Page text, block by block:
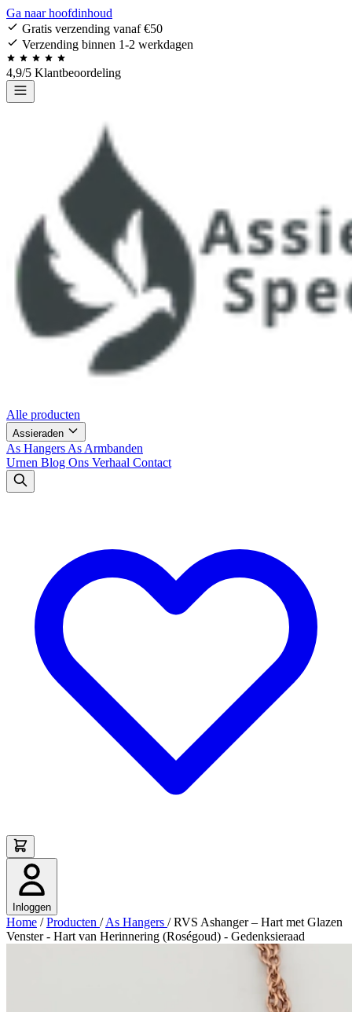
Ga naar hoofdinhoud
Gratis verzending vanaf €50
Verzending binnen 1-2 werkdagen
4,9/5 Klantbeoordeling
Alle producten
Assieraden
As Hangers As Armbanden
Urnen Blog Ons Verhaal Contact
Inloggen
Home / Producten / As Hangers / RVS Ashanger – Hart met Glazen
Venster - Hart van Herinnering (Roségoud) - Gedenksieraad